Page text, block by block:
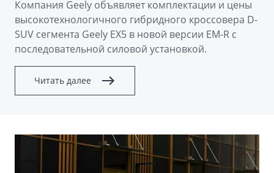
Компания Geely объявляет комплектации и цены
высокотехнологичного гибридного кроссовера D-
SUV сегмента Geely EX5 в новой версии EM-R с
последовательной силовой установкой.
Читать далее